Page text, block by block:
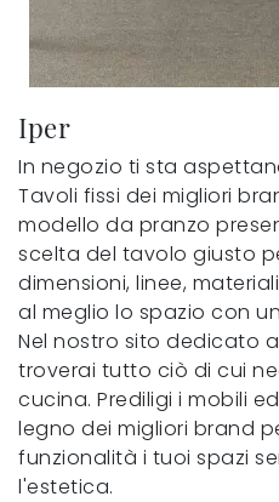
Iper
In negozio ti sta
Tavoli fissi dei migliori
modello da pranzo
scelta del tavolo giusto
dimensioni, linee,
al meglio lo spazio con
Nel nostro sito dedicato
troverai tutto ciò di cui
cucina. Prediligi i mobili
legno dei migliori brand
funzionalità i tuoi spazi
l'estetica.